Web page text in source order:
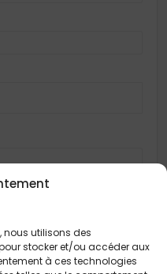
nous utilisons des
stocker et/ou accéder aux
à ces technologies
concernant des biens
Horizontale